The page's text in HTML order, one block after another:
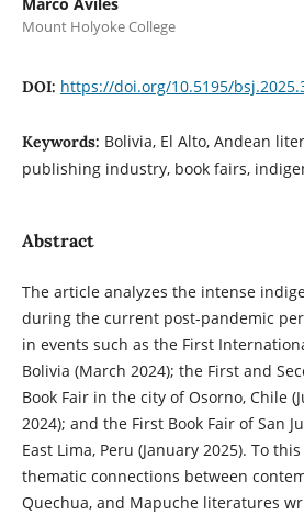
Mount Holyoke College
DOI: https://doi.org/10.5195/
Keywords: Bolivia, El Alto, Andean
publishing industry, book fairs,
Abstract
The article analyzes the intense
during the current post-pandemic
in events such as the First
Bolivia (March 2024); the First and
Book Fair in the city of Osorno, Chile
2024); and the First Book Fair of San
East Lima, Peru (January 2025). To
thematic connections between
Quechua, and Mapuche literatures